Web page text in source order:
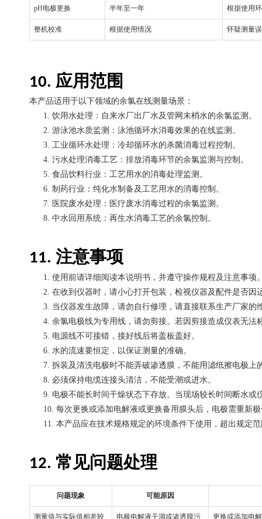
pH电极更换 半年至一年 根据使用
整机校准 根据使用情况 怀疑测量
10. 应用范围
本产品适用于以下领域的余氯在线测量场景：
1. 饮用水处理：自来水厂出厂水及管网末梢水的余氯监测。
2. 游泳池水质监测：泳池循环水消毒效果的在线监测。
3. 工业循环水处理：冷却循环水的杀菌消毒过程控制。
4. 污水处理消毒工艺：排放消毒环节的余氯监测与控制。
5. 食品饮料行业：工艺用水的消毒处理监测。
6. 制药行业：纯化水制备及工艺用水的消毒控制。
7. 医院废水处理：医疗废水消毒过程的余氯监测。
8. 中水回用系统：再生水消毒工艺的余氯控制。
11. 注意事项
1. 使用前请详细阅读本说明书，并遵守操作规程及注意事项
2. 在收到仪器时，请小心打开包装，检视仪器及配件是否
3. 当仪器发生故障，请勿自行修理，请直接联系生产厂家的
4. 余氯电极线为专用线，请勿剪接。若因剪接造成仪表无法
5. 电源线不可接错，接好线后将盖板盖好。
6. 水的流速要恒定，以保证测量的准确。
7. 拆装及清洗电极时不能弄破渗透膜，不能用滤纸擦电极上
8. 必须保持电缆连接头清洁，不能受潮或进水。
9. 电极不能长时间干燥状态下存放。当现场较长时间断水
10. 每次更换或添加电解液或更换备用膜头后，电极需重新
11. 本产品应在技术规格规定的环境条件下使用，超出规定
12. 常见问题处理
问题现象 可能原因
测量值与实际值相差较 电极电解液干涸或渗透膜污 更换或添加电